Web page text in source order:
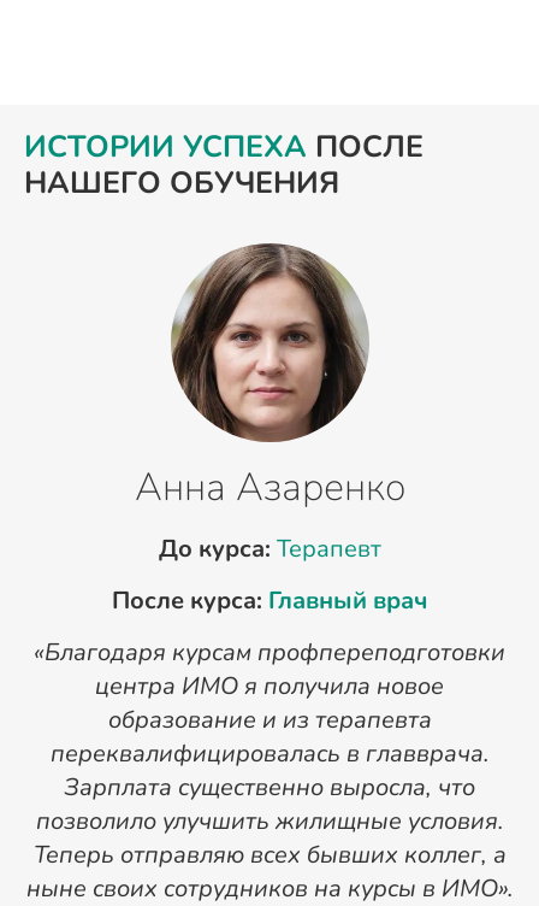
ИСТОРИИ УСПЕХА ПОСЛЕ
НАШЕГО ОБУЧЕНИЯ
Анна Азаренко
До курса: Терапевт
После курса: Главный врач
«Благодаря курсам профпереподготовки
центра ИМО я получила новое
образование и из терапевта
переквалифицировалась в главврача.
Зарплата существенно выросла, что
позволило улучшить жилищные условия.
Теперь отправляю всех бывших коллег, а
ныне своих сотрудников на курсы в ИМО».